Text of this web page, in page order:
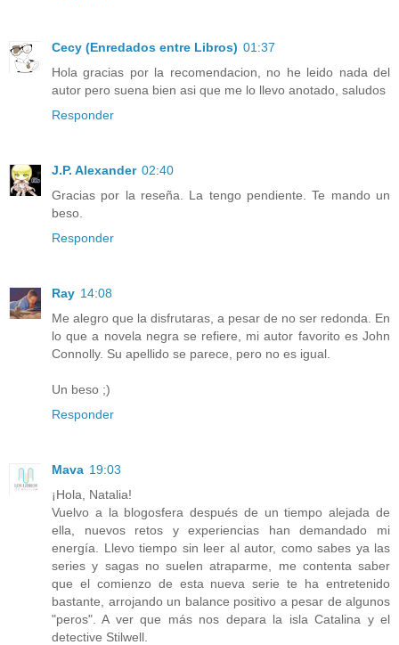
Cecy (Enredados entre Libros) 01:37
Hola gracias por la recomendacion, no he leido nada del
autor pero suena bien asi que me lo llevo anotado, saludos
Responder
J.P. Alexander 02:40
Gracias por la reseña. La tengo pendiente. Te mando un
beso.
Responder
Ray 14:08
Me alegro que la disfrutaras, a pesar de no ser redonda. En
lo que a novela negra se refiere, mi autor favorito es John
Connolly. Su apellido se parece, pero no es igual.
Un beso ;)
Responder
Mava 19:03
¡Hola, Natalia!
Vuelvo a la blogosfera después de un tiempo alejada de
ella, nuevos retos y experiencias han demandado mi
energía. Llevo tiempo sin leer al autor, como sabes ya las
series y sagas no suelen atraparme, me contenta saber
que el comienzo de esta nueva serie te ha entretenido
bastante, arrojando un balance positivo a pesar de algunos
"peros". A ver que más nos depara la isla Catalina y el
detective Stilwell.